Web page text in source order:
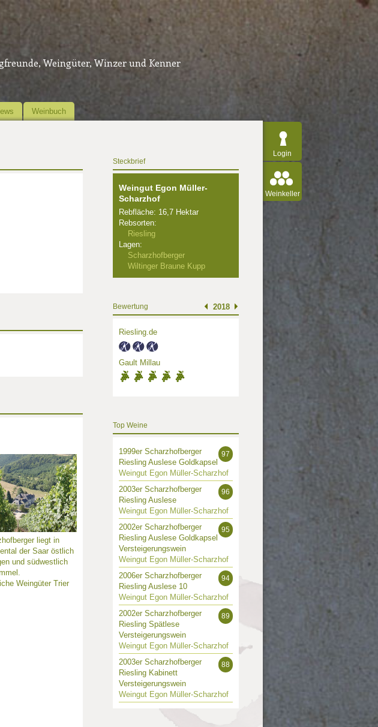
Weingüter, Winzer und Kenner
Weinbuch
Login
Weinkeller
liegt in
der Saar östlich
und südwestlich
Weingüter Trier
Steckbrief
Weingut Egon Müller-
Scharzhof
Rebfläche: 16,7 Hektar
Rebsorten:
Riesling
Lagen:
Scharzhofberger
Wiltinger Braune Kupp
Bewertung 2018
Riesling.de
Gault Millau
Top Weine
97
1999er Scharzhofberger
Riesling Auslese Goldkapsel
Weingut Egon Müller-Scharzhof
96
2003er Scharzhofberger
Riesling Auslese
Weingut Egon Müller-Scharzhof
95
2002er Scharzhofberger
Riesling Auslese Goldkapsel
Versteigerungswein
Weingut Egon Müller-Scharzhof
94
2006er Scharzhofberger
Riesling Auslese 10
Weingut Egon Müller-Scharzhof
89
2002er Scharzhofberger
Riesling Spätlese
Versteigerungswein
Weingut Egon Müller-Scharzhof
88
2003er Scharzhofberger
Riesling Kabinett
Versteigerungswein
Weingut Egon Müller-Scharzhof